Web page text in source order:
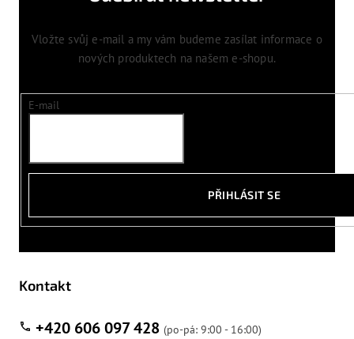
Vložte svůj e-mail a my vám budeme zasílat informace o
nových produktech na našem e-shopu.
E-mail
PŘIHLÁSIT SE
Kontakt
+420 606 097 428